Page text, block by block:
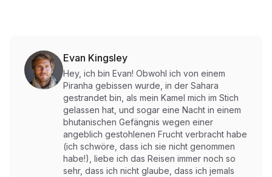
Evan Kingsley
Hey, ich bin Evan! Obwohl ich von einem
Piranha gebissen wurde, in der Sahara
gestrandet bin, als mein Kamel mich im Stich
gelassen hat, und sogar eine Nacht in einem
bhutanischen Gefängnis wegen einer
angeblich gestohlenen Frucht verbracht habe
(ich schwöre, dass ich sie nicht genommen
habe!), liebe ich das Reisen immer noch so
sehr, dass ich nicht glaube, dass ich jemals